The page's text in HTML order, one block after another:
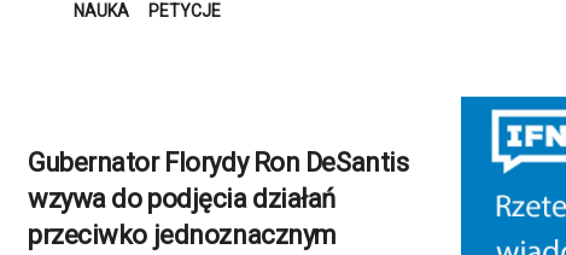
NAUKA PETYCJE
Gubernator Florydy Ron DeSantis
wzywa do podjęcia działań
przeciwko jednoznacznym